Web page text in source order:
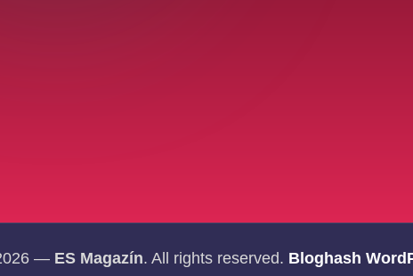
— ES Magazín. All rights reserved. Bloghash